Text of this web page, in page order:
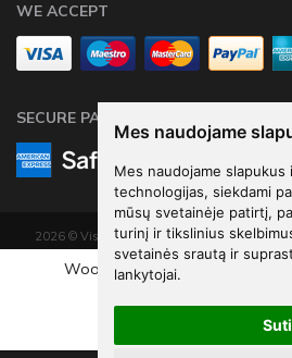
Mes naudojame
Mes naudojame
technologijas, siekdami
mūsų svetainėje patirtį,
turinį ir tikslinius
svetainės srautą ir
lankytojai.
Wooden Cutlery Hearts, blush
WE ACCEPT
SECURE PAYMENTS
2026 © Visos teisės saugomos. Kopijuoti,
sutikimo
Elektroninių parduotuvių nuoma